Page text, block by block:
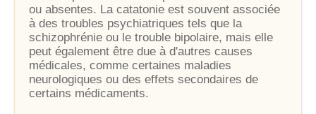
ou absentes. La catatonie est souvent associée
à des troubles psychiatriques tels que la
schizophrénie ou le trouble bipolaire, mais elle
peut également être due à d'autres causes
médicales, comme certaines maladies
neurologiques ou des effets secondaires de
certains médicaments.